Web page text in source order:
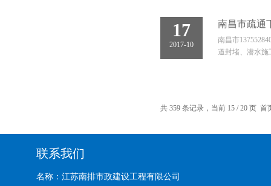
17
2017-10
南昌市疏通
南昌市
道封堵、潜水施
共 359 条记录，当前 15 / 20 页 首
联系我们
名称：江苏南排市政建设工程有限公司